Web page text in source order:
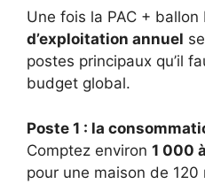
Une fois la PAC + ballon
d’exploitation annuel
postes principaux qu’il
budget global.
Poste 1 : la
Comptez environ 1 000
pour une maison de 120